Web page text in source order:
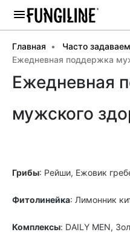
Главная
Часто
Ежедневная поддержка
Ежедневная
мужского
Грибы: Рейши, Ежовик
Фитолинейка: Лимонник
Комплексы: DAILY MEN,